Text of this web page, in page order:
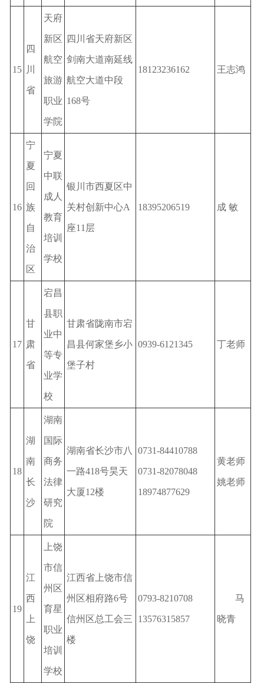
15
四
川
省
天府
新区
航空
旅游
职业
学院
四川省天府新区
剑南大道南延线
航空大道中段
168号
18123236162 王志鸿
16
宁
夏
回
族
自
治
区
宁夏
中联
成人
教育
培训
学校
银川市西夏区中
关村创新中心A
座11层
18395206519 成 敏
17
甘
肃
省
宕昌
县职
业中
等专
业学
校
甘肃省陇南市宕
昌县何家堡乡小
堡子村
0939-6121345 丁老师
18
湖
南
长
沙
湖南
国际
商务
法律
研究
院
湖南省长沙市八
一路418号昊天
大厦12楼
0731-84410788
0731-82078048
18974877629
黄老师
姚老师
19
江
西
上
饶
上饶
市信
州区
育星
职业
培训
学校
江西省上饶市信
州区相府路6号
信州区总工会三
楼
0793-8210708
13576315857
马
晓青